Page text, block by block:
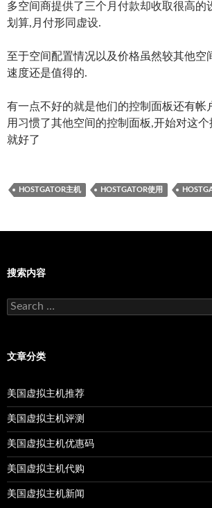
多空间商提供了三个月付款却收取很高的
划算,月付形同虚设.
至于空间配置情况以及价格虽然较其他空
速度还是值得的.
有一点不好的就是他们的控制面板还有帐
用习惯了其他空间的控制面板,开始对这
就好了
HOSTGATOR主机 HOSTGATOR使用
搜索内容
Search
for:
文章分类
美国虚拟主机推荐
美国虚拟主机评测
美国虚拟主机优惠码
美国虚拟主机代购
美国虚拟主机新闻